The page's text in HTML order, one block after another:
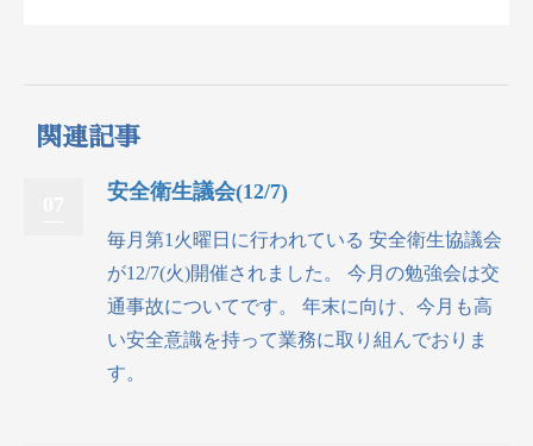
関連記事
安全衛生議会(12/7)
毎月第1火曜日に行われている 安全衛生協議会
が12/7(火)開催されました。 今月の勉強会は交
通事故についてです。 年末に向け、今月も高
い安全意識を持って業務に取り組んでおりま
す。